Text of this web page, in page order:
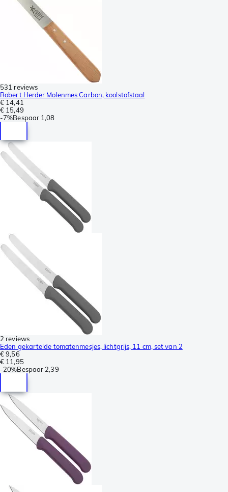
531 reviews
Robert Herder Molenmes Carbon, koolstofstaal
€ 14,41
€ 15,49
-7%Bespaar 1,08
2 reviews
Eden gekartelde tomatenmesjes, lichtgrijs, 11 cm, set van 2
€ 9,56
€ 11,95
-20%Bespaar 2,39